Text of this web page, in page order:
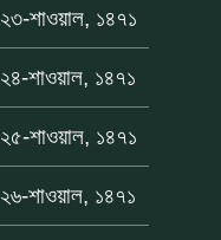
২৩-শাওয়াল, ১৪৭১
২৪-শাওয়াল, ১৪৭১
২৫-শাওয়াল, ১৪৭১
২৬-শাওয়াল, ১৪৭১